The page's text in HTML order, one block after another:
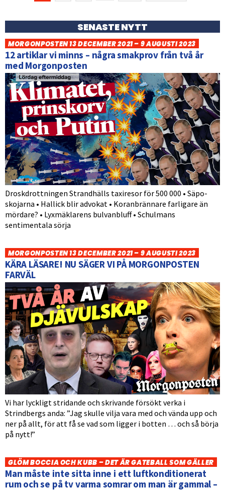
SENASTE NYTT
MORGONPOSTEN 13 DECEMBER 2021 – 9 AUGUSTI 2023
12 artiklar vi minns – några smakprov från två år
med Morgonposten
Droskdrottningen Strandhälls taxiresor för 500 000 • Säpo-
skojarna • Hallick blir advokat • Koranbrännare farligare än
mördare? • Lyxmäklarens bulvanbluff • Schulmans
sentimentala sörja
MORGONPOSTEN 13 DECEMBER 2021 – 9 AUGUSTI 2023
KÄRA LÄSARE! NU SÄGER VI PÅ MORGONPOSTEN
FARVÄL
Vi har lyckligt stridande och skrivande försökt verka i
Strindbergs anda: ”Jag skulle vilja vara med och vända upp och
ner på allt, för att få se vad som ligger i botten … och så börja
på nytt!”
GLÖM BOCCIA OCH KUBB – DET ÄR GATEBALL SOM GÄLLER
Man måste inte sitta inne i ett luftkonditionerat
rum och se på tv varma somrar om man är gammal –